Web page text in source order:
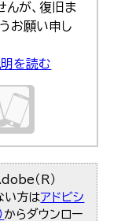
んが、復旧ま
お願い申し
を読む
（R）
い方はアドビシ
からダウンロー